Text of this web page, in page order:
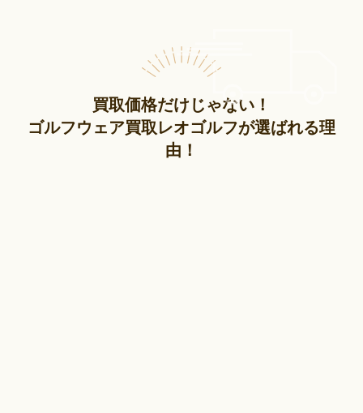
買取価格だけじゃない！
ゴルフウェア買取レオゴルフが選ばれる理
由！